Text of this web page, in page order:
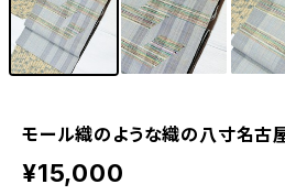
モール織のような織の八寸名
¥15,000